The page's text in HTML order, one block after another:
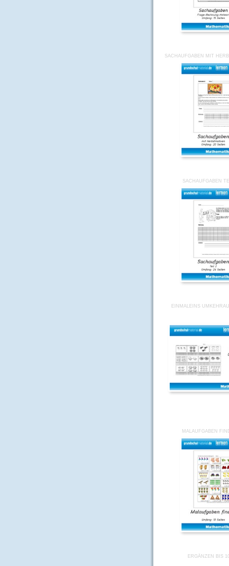
SACHAUFGABEN MIT
SACHAUFGABEN
EINMALEINS
MALAUFGABEN
ERGÄNZEN BIS